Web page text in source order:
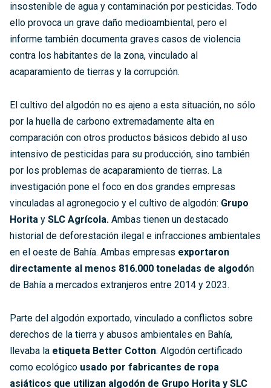
insostenible de agua y contaminación por pesticidas. Todo
ello provoca un grave daño medioambiental, pero el
informe también documenta graves casos de violencia
contra los habitantes de la zona, vinculado al
acaparamiento de tierras y la corrupción.
El cultivo del algodón no es ajeno a esta situación, no sólo
por la huella de carbono extremadamente alta en
comparación con otros productos básicos debido al uso
intensivo de pesticidas para su producción, sino también
por los problemas de acaparamiento de tierras. La
investigación pone el foco en dos grandes empresas
vinculadas al agronegocio y el cultivo de algodón: Grupo
Horita y SLC Agrícola. Ambas tienen un destacado
historial de deforestación ilegal e infracciones ambientales
en el oeste de Bahía. Ambas empresas exportaron
directamente al menos 816.000 toneladas de algodón
de Bahía a mercados extranjeros entre 2014 y 2023.
Parte del algodón exportado, vinculado a conflictos sobre
derechos de la tierra y abusos ambientales en Bahía,
llevaba la etiqueta Better Cotton. Algodón certificado
como ecológico usado por fabricantes de ropa
asiáticos que utilizan algodón de Grupo Horita y SLC